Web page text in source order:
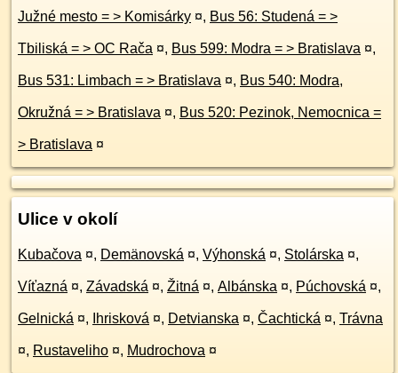
Južné mesto = > Komisárky ¤, Bus 56: Studená = >
Tbiliská = > OC Rača ¤, Bus 599: Modra = > Bratislava ¤,
Bus 531: Limbach = > Bratislava ¤, Bus 540: Modra,
Okružná = > Bratislava ¤, Bus 520: Pezinok, Nemocnica =
> Bratislava ¤
Ulice v okolí
Kubačova ¤, Demänovská ¤, Výhonská ¤, Stolárska ¤,
Víťazná ¤, Závadská ¤, Žitná ¤, Albánska ¤, Púchovská ¤,
Gelnická ¤, Ihrisková ¤, Detvianska ¤, Čachtická ¤, Trávna
¤, Rustaveliho ¤, Mudrochova ¤